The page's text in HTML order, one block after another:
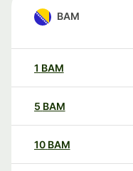
BAM
1 BAM
5 BAM
10 BAM